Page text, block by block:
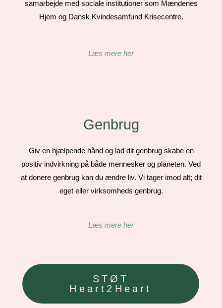
samarbejde med sociale institutioner som Mændenes
Hjem og Dansk Kvindesamfund Krisecentre.
Læs mere her
Genbrug
Giv en hjælpende hånd og lad dit genbrug skabe en
positiv indvirkning på både mennesker og planeten. Ved
at donere genbrug kan du ændre liv. Vi tager imod alt; dit
eget eller virksomheds genbrug.
Læs mere her
STØT
Heart2Heart